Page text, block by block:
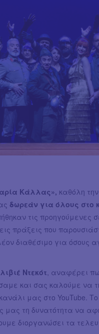
Κάλλας», καθόλη
δωρεάν για όλους στο
τις προηγούμενες
πράξεις που
διαθέσιμο για όσους
Ντεκότ , αναφέρει
και σας καλούμε να
μας στο YouTube.
μας τη δυνατότητα να
διοργανώσει τα